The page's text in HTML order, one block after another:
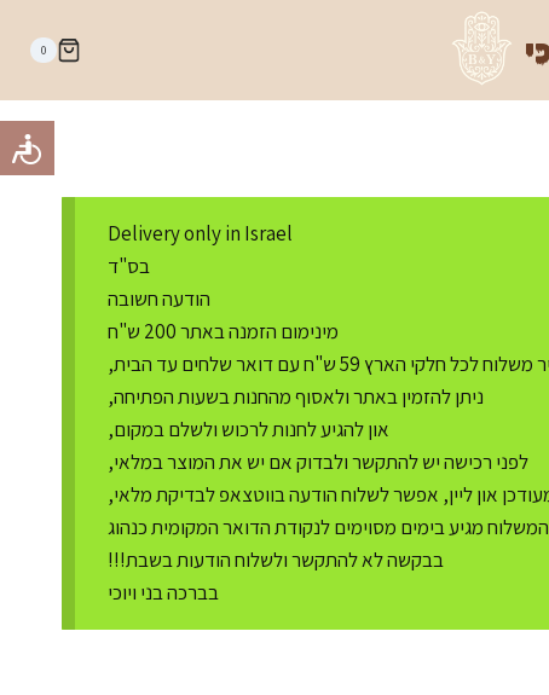
0
Delivery only in Israel
בס"ד
הודעה חשובה
מינימום הזמנה באתר 200 ש"ח
לכל חלקי הארץ 59 ש"ח עם דואר שלחים עד הבית,
ניתן להזמין באתר ולאסוף מהחנות בשעות הפתיחה,
און להגיע לחנות לרכוש ולשלם במקום,
לפני רכישה יש להתקשר ולבדוק אם יש את המוצר במלאי,
און ליין, אפשר לשלוח הודעה בווטצאפ לבדיקת מלאי,
מגיע בימים מסוימים לנקודת הדואר המקומית כנהוג
בבקשה לא להתקשר ולשלוח הודעות בשבת!!!
בברכה בני ויוכי